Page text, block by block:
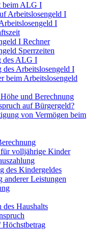
beim ALG I
Arbeitslosengeld I
I
I Rechner
Sperrzeiten
des ALG I
des Arbeitslosengeld I
beim Arbeitslosengeld
und Berechnung
auf Bürgergeld?
von Vermögen beim
volljährige Kinder
des Kindergeldes
anderer Leistungen
des Haushalts